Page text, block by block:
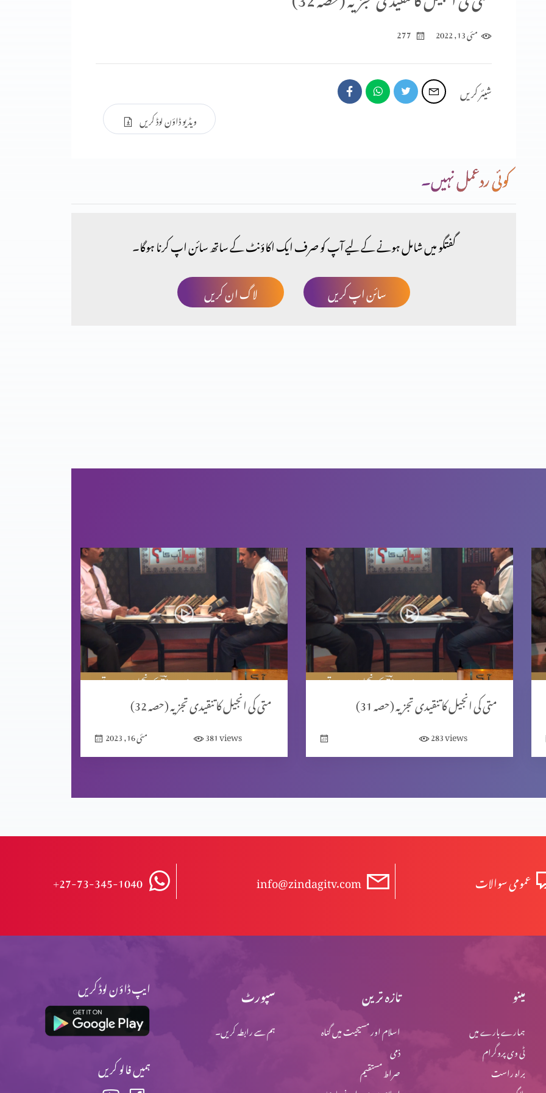
مئی 13, 2022 277
شیئر کریں
ویڈیو ڈاؤن لوڈ کریں
کوئی ردعمل نہیں۔
گفتگو میں شامل ہونے کے لیے آپ کو صرف ایک اکاؤنٹ کے ساتھ سائن اپ کرنا ہوگا۔
لاگ ان کریں
سائن اپ کریں
متی کی انجیل کا تنقیدی تجزیہ (حصہ 32)
مئی 16, 2023 381views
متی کی انجیل کا تنقیدی تجزیہ (حصہ 31)
283views
+27-73-345-1040 info@zindagitv.com عمومی سوالات
ایپ ڈاؤن لوڈ کریں
ہمیں فالو کریں
سپورٹ
ہم سے رابطہ کریں۔
تازہ ترین
اسلام اور مسیحیت میں گناہ
ذمی
صراط مستقیم
مینو
ہمارے بارے میں
ٹی وی پروگرام
براہ راست